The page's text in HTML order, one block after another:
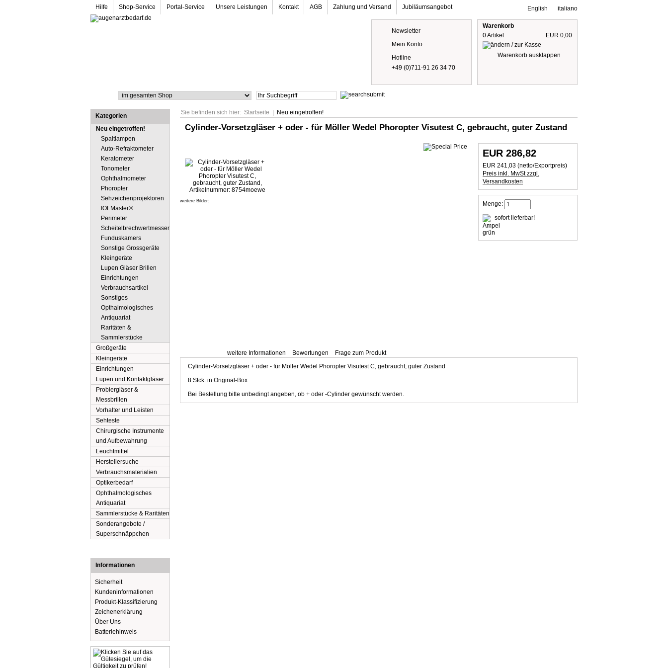
English italiano
Hilfe Shop-Service Portal-Service Unsere Leistungen Kontakt AGB Zahlung und Versand Jubiläumsangebot
Newsletter
Mein Konto
Hotline
+49 (0)711-91 26 34 70
Warenkorb
0 Artikel
EUR 0,00
Warenkorb ausklappen
Sie befinden sich hier: Startseite Neu eingetroffen!
Cylinder-Vorsetzgläser + oder - für Möller Wedel Phoropter Visutest C, gebraucht, guter Zustand
weitere Bilder:
EUR 286,82
EUR 241,03 (netto/Exportpreis)
Preis inkl. MwSt zzgl.
Versandkosten
Menge:
sofort lieferbar!
weitere Informationen Bewertungen
Frage zum Produkt
Cylinder-Vorsetzgläser + oder - für Möller Wedel Phoropter Visutest C, gebraucht, guter Zustand
8 Stck. in Original-Box
Bei Bestellung bitte unbedingt angeben, ob + oder -Cylinder gewünscht werden.
Kategorien
Neu eingetroffen!
Spaltlampen
Auto-Refraktometer
Keratometer
Tonometer
Ophthalmometer
Phoropter
Sehzeichenprojektoren
IOLMaster®
Perimeter
Scheitelbrechwertmesser
Funduskamers
Sonstige Grossgeräte
Kleingeräte
Lupen Gläser Brillen
Einrichtungen
Verbrauchsartikel
Sonstiges
Opthalmologisches
Antiquariat
Raritäten &
Sammlerstücke
Großgeräte
Kleingeräte
Einrichtungen
Lupen und Kontaktgläser
Probiergläser &
Messbrillen
Vorhalter und Leisten
Sehteste
Chirurgische Instrumente
und Aufbewahrung
Leuchtmittel
Herstellersuche
Verbrauchsmaterialien
Optikerbedarf
Ophthalmologisches
Antiquariat
Sammlerstücke & Raritäten
Sonderangebote /
Superschnäppchen
Informationen
Sicherheit
Kundeninformationen
Produkt-Klassifizierung
Zeichenerklärung
Über Uns
Batteriehinweis